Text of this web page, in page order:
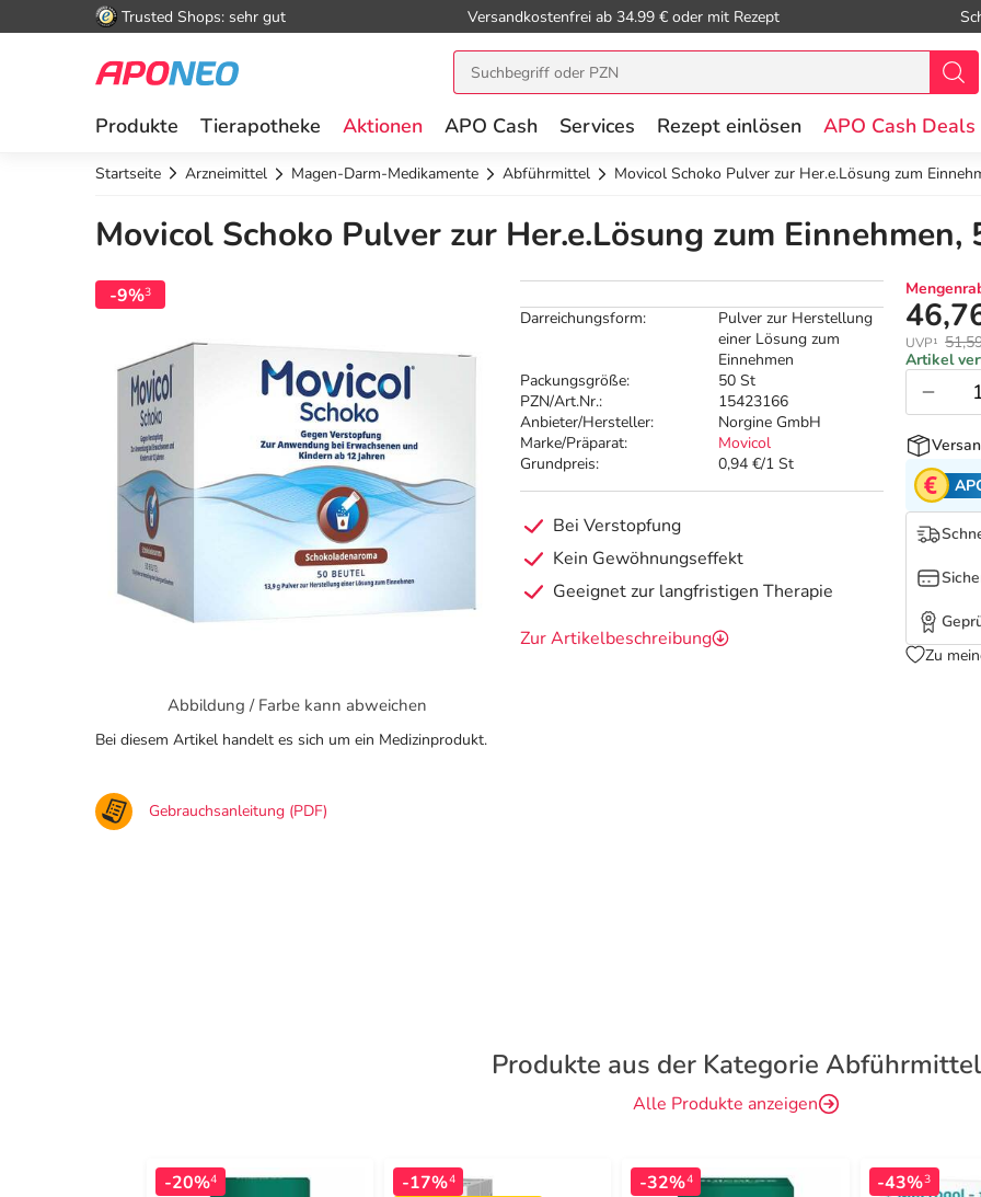
Trusted Shops: sehr gut Versandkostenfrei ab 34.99 € oder mit Rezept
Produkte Tierapotheke Aktionen APO Cash Services Rezept einlösen APO Cash Deals
Startseite Arzneimittel Magen-Darm-Medikamente Abführmittel Movicol Schoko Pulver zur Her.e.Lösung zum
Movicol Schoko Pulver zur Her.e.Lösung zum Einnehmen,
-9%3
Abbildung / Farbe kann abweichen
Darreichungsform:
Pulver zur Herstellung
einer Lösung zum
Einnehmen
Packungsgröße:
50 St
PZN/Art.Nr.:
15423166
Anbieter/Hersteller:
Norgine GmbH
Marke/Präparat:
Movicol
Grundpreis:
0,94 €/1 St
Bei Verstopfung
Kein Gewöhnungseffekt
Geeignet zur langfristigen Therapie
Zur Artikelbeschreibung
UVP¹
Artikel
Zu
Bei diesem Artikel handelt es sich um ein Medizinprodukt.
Gebrauchsanleitung (PDF)
Produkte aus der Kategorie Abführmittel
Alle Produkte anzeigen
-20%4 -17%4 -32%4 -43%3